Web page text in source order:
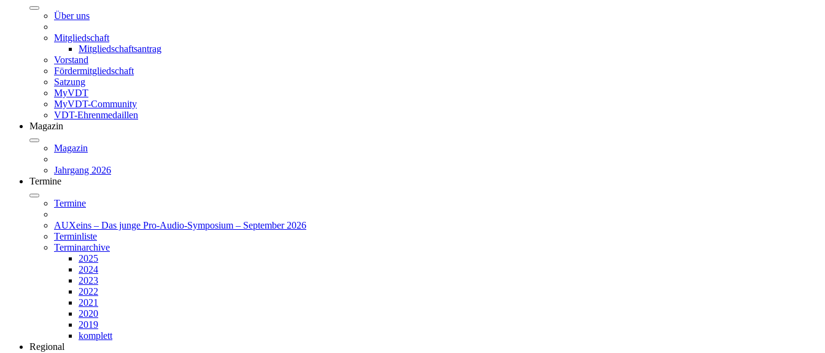
Über uns
Mitgliedschaft
Mitgliedschaftsantrag
Vorstand
Fördermitgliedschaft
Satzung
MyVDT
MyVDT-Community
VDT-Ehrenmedaillen
Magazin
Magazin
Jahrgang 2026
Termine
Termine
AUXeins – Das junge Pro-Audio-Symposium – September 2026
Terminliste
Terminarchive
2025
2024
2023
2022
2021
2020
2019
komplett
Regional